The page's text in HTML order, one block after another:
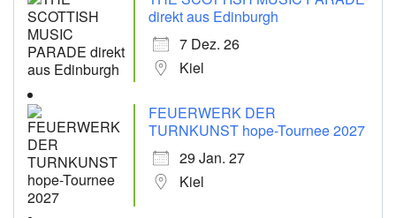
direkt aus Edinburgh
7 Dez. 26
Kiel
FEUERWERK DER
TURNKUNST hope-Tournee 2027
29 Jan. 27
Kiel